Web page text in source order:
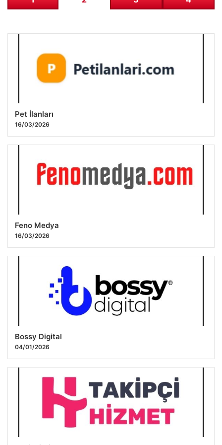
Pet İlanları
16/03/2026
Feno Medya
16/03/2026
Bossy Digital
04/01/2026